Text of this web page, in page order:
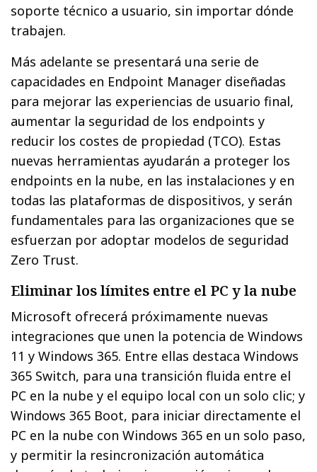
soporte técnico a usuario, sin importar dónde
trabajen.
Más adelante se presentará una serie de
capacidades en Endpoint Manager diseñadas
para mejorar las experiencias de usuario final,
aumentar la seguridad de los endpoints y
reducir los costes de propiedad (TCO). Estas
nuevas herramientas ayudarán a proteger los
endpoints en la nube, en las instalaciones y en
todas las plataformas de dispositivos, y serán
fundamentales para las organizaciones que se
esfuerzan por adoptar modelos de seguridad
Zero Trust.
Eliminar los límites entre el PC y la nube
Microsoft ofrecerá próximamente nuevas
integraciones que unen la potencia de Windows
11 y Windows 365. Entre ellas destaca Windows
365 Switch, para una transición fluida entre el
PC en la nube y el equipo local con un solo clic; y
Windows 365 Boot, para iniciar directamente el
PC en la nube con Windows 365 en un solo paso,
y permitir la resincronización automática